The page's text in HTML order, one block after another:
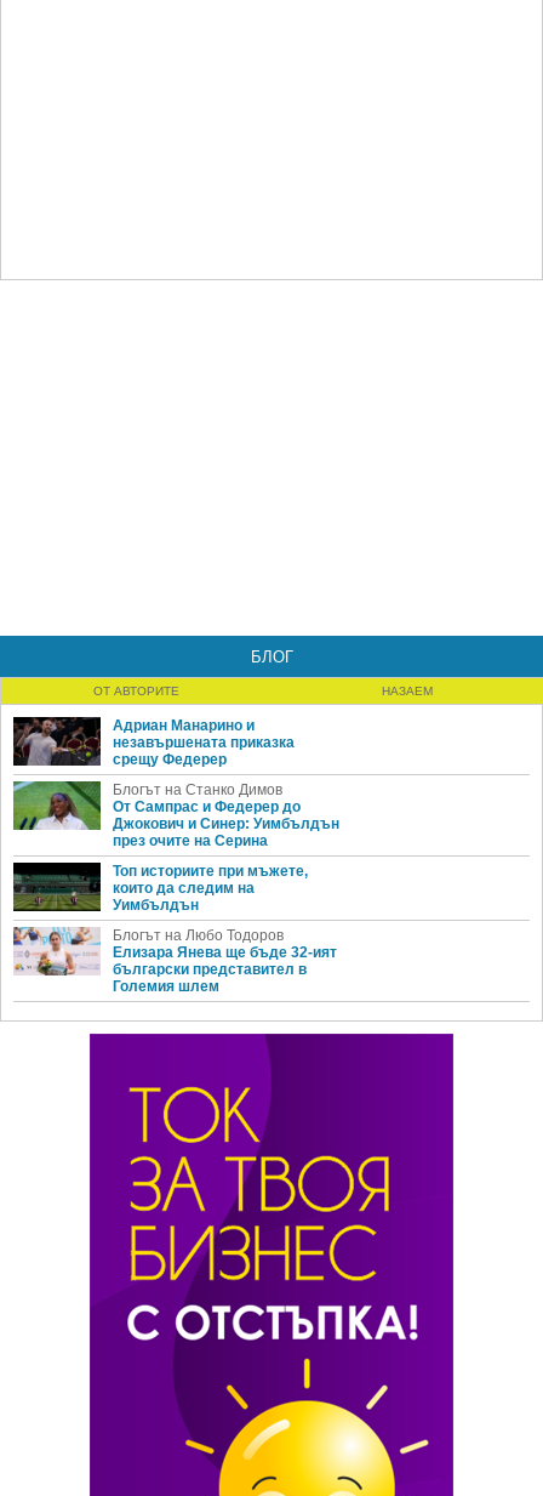
БЛОГ
ОТ АВТОРИТЕ НАЗАЕМ
Адриан Манарино и
незавършената приказка
срещу Федерер
Блогът на Станко Димов
От Сампрас и Федерер до
Джокович и Синер: Уимбълдън
през очите на Серина
Топ историите при мъжете,
които да следим на
Уимбълдън
Блогът на Любо Тодоров
Елизара Янева ще бъде 32-ият
български представител в
Големия шлем